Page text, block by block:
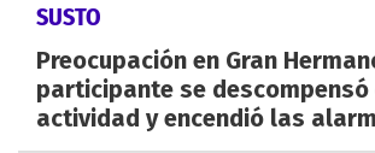
SUSTO
Preocupación en Gran
participante se descompensó
actividad y encendió las